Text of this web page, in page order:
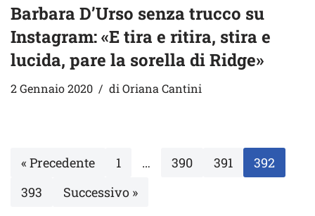
Barbara D’Urso senza trucco su
Instagram: «E tira e ritira, stira e
lucida, pare la sorella di Ridge»
2 Gennaio 2020 di Oriana Cantini
« Precedente 1 … 390 391
392
393
Successivo »